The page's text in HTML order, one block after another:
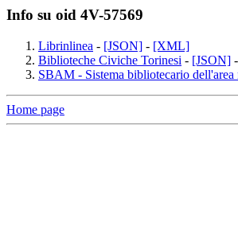
Info su oid 4V-57569
Librinlinea - [JSON] - [XML]
Biblioteche Civiche Torinesi - [JSON] -
SBAM - Sistema bibliotecario dell'area
Home page